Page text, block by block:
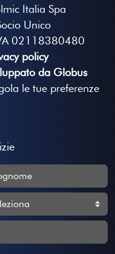
Italia Spa
Unico
02118380480
policy
da Globus
le tue preferenze